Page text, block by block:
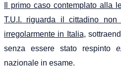
Il primo caso contemplato alla
T.U.I. riguarda il cittadino
irregolarmente in Italia,
senza essere stato respinto
nazionale in esame.